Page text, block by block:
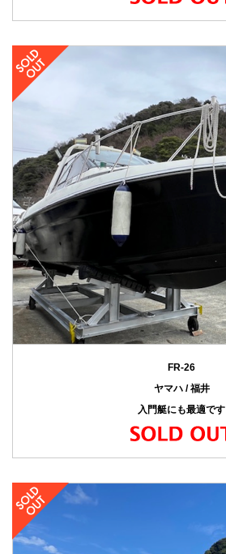
FR-26
ヤマハ / 福井
入門艇にも最適です